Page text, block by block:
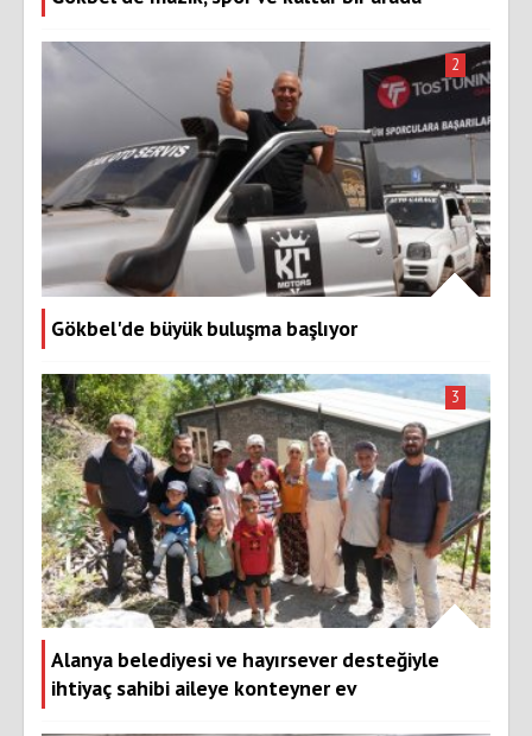
Gökbel'de büyük buluşma başlıyor
2
Alanya belediyesi ve hayırsever desteğiyle
ihtiyaç sahibi aileye konteyner ev
3